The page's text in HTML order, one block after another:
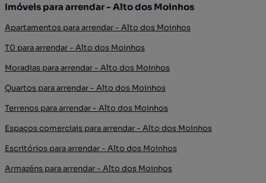
Imóveis para arrendar - Alto dos Moinhos
Apartamentos para arrendar - Alto dos Moinhos
T0 para arrendar - Alto dos Moinhos
Moradias para arrendar - Alto dos Moinhos
Quartos para arrendar - Alto dos Moinhos
Terrenos para arrendar - Alto dos Moinhos
Espaços comerciais para arrendar - Alto dos Moinhos
Escritórios para arrendar - Alto dos Moinhos
Armazéns para arrendar - Alto dos Moinhos